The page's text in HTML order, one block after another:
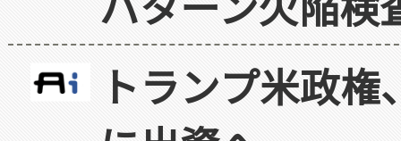
トランプ米政